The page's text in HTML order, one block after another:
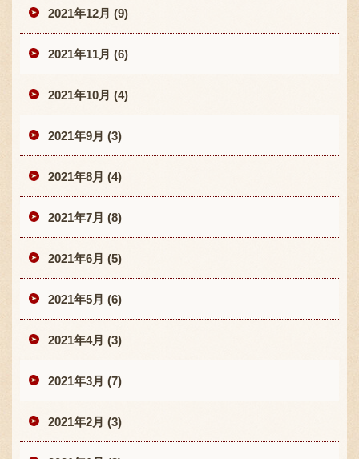
2021年12月 (9)
2021年11月 (6)
2021年10月 (4)
2021年9月 (3)
2021年8月 (4)
2021年7月 (8)
2021年6月 (5)
2021年5月 (6)
2021年4月 (3)
2021年3月 (7)
2021年2月 (3)